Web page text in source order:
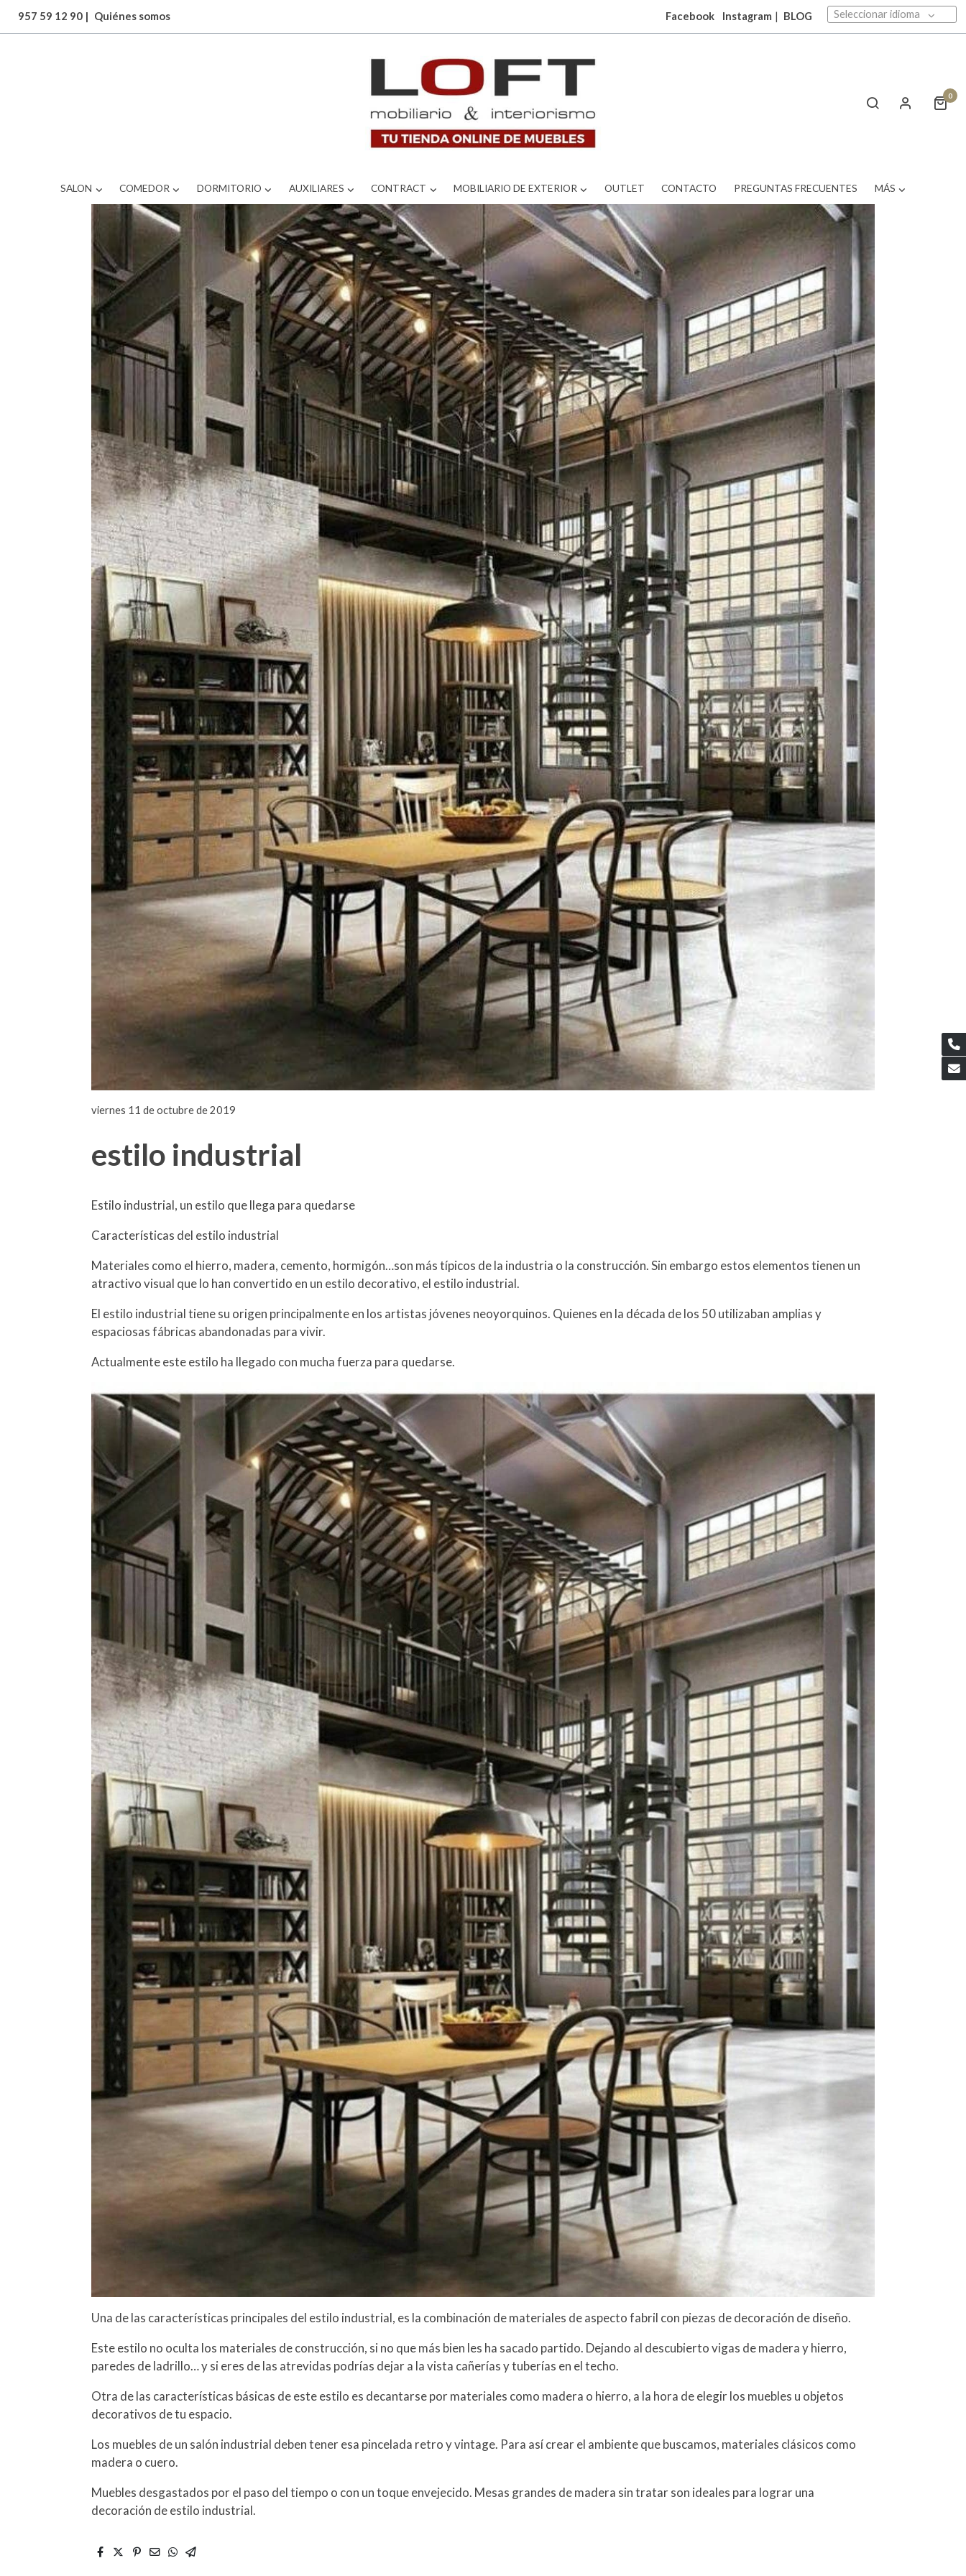
957 59 12 90 | Quiénes somos Facebook Instagram | BLOG Seleccionar idioma
0
SALON COMEDOR DORMITORIO AUXILIARES CONTRACT MOBILIARIO DE EXTERIOR OUTLET CONTACTO PREGUNTAS FRECUENTES MÁS
viernes 11 de octubre de 2019
estilo industrial
Estilo industrial, un estilo que llega para quedarse
Características del estilo industrial
Materiales como el hierro, madera, cemento, hormigón…son más típicos de la industria o la construcción. Sin embargo estos elementos tienen un
atractivo visual que lo han convertido en un estilo decorativo, el estilo industrial.
El estilo industrial tiene su origen principalmente en los artistas jóvenes neoyorquinos. Quienes en la década de los 50 utilizaban amplias y
espaciosas fábricas abandonadas para vivir.
Actualmente este estilo ha llegado con mucha fuerza para quedarse.
Una de las características principales del estilo industrial, es la combinación de materiales de aspecto fabril con piezas de decoración de diseño.
Este estilo no oculta los materiales de construcción, si no que más bien les ha sacado partido. Dejando al descubierto vigas de madera y hierro,
paredes de ladrillo… y si eres de las atrevidas podrías dejar a la vista cañerías y tuberías en el techo.
Otra de las características básicas de este estilo es decantarse por materiales como madera o hierro, a la hora de elegir los muebles u objetos
decorativos de tu espacio.
Los muebles de un salón industrial deben tener esa pincelada retro y vintage. Para así crear el ambiente que buscamos, materiales clásicos como
madera o cuero.
Muebles desgastados por el paso del tiempo o con un toque envejecido. Mesas grandes de madera sin tratar son ideales para lograr una
decoración de estilo industrial.